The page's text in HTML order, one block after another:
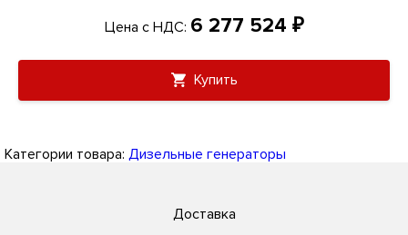
Цена с НДС: 6 277 524 ₽
Купить
Категории товара: Дизельные генераторы
Доставка